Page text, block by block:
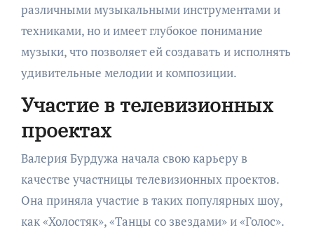
различными музыкальными инструментами и
техниками, но и имеет глубокое понимание
музыки, что позволяет ей создавать и исполнять
удивительные мелодии и композиции.
Участие в телевизионных
проектах
Валерия Бурдужа начала свою карьеру в
качестве участницы телевизионных проектов.
Она приняла участие в таких популярных шоу,
как «Холостяк», «Танцы со звездами» и «Голос».